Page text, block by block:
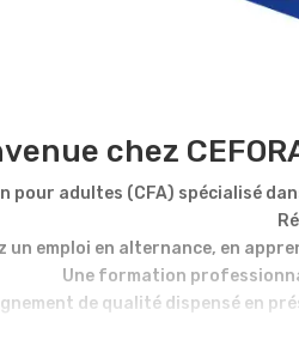
chez
pour adultes (CFA) spécialisé
un emploi en alternance, en
Une formation
de qualité dispensé en